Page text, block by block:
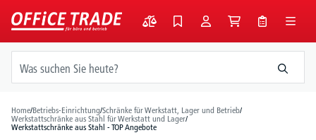
springen
Home/Betriebs-Einrichtung/Schränke für Werkstatt, Lager und Betrieb/
Werkstattschränke aus Stahl für Werkstatt und Lager/
Werkstattschränke aus Stahl - TOP Angebote